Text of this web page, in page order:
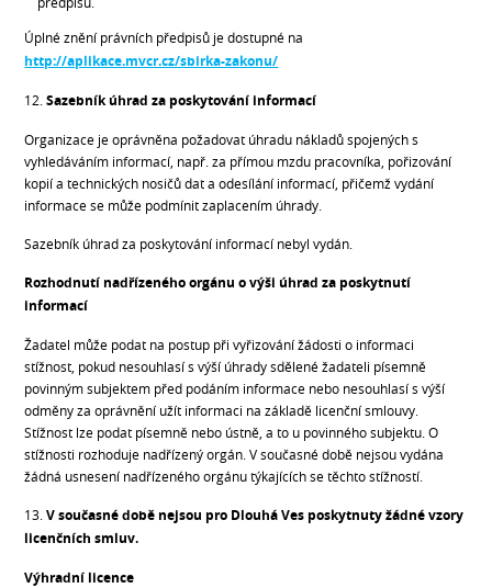
Úplné znění právních předpisů je dostupné na
http://aplikace.mvcr.cz/sbirka-zakonu/
12.Sazebník úhrad za poskytování informací
Organizace je oprávněna požadovat úhradu nákladů spojených s
vyhledáváním informací, např. za přímou mzdu pracovníka, pořizování
kopií a technických nosičů dat a odesílání informací, přičemž vydání
informace se může podmínit zaplacením úhrady.
Sazebník úhrad za poskytování informací nebyl vydán.
Rozhodnutí nadřízeného orgánu o výši úhrad za poskytnutí
informací
Žadatel může podat na postup při vyřizování žádosti o informaci
stížnost, pokud nesouhlasí s výší úhrady sdělené žadateli písemně
povinným subjektem před podáním informace nebo nesouhlasí s výší
odměny za oprávnění užít informaci na základě licenční smlouvy.
Stížnost lze podat písemně nebo ústně, a to u povinného subjektu. O
stížnosti rozhoduje nadřízený orgán. V současné době nejsou vydána
žádná usnesení nadřízeného orgánu týkajících se těchto stížností.
13.V současné době nejsou pro Dlouhá Ves poskytnuty žádné vzory
licenčních smluv.
Výhradní licence